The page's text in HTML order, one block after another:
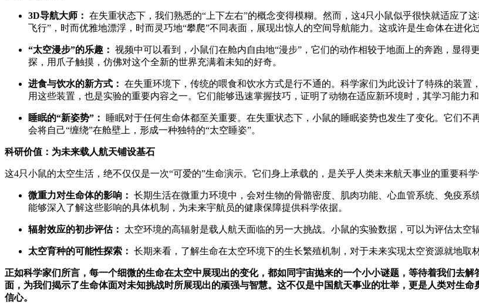
3D导航大师： 在失重状态下，我们熟悉的“上下左右”的概念变得模糊。然而，这4只小鼠似乎很快就适应了
飞行”，时而优雅地漂浮，时而灵巧地“攀爬”不同表面，展现出惊人的空间导航能力。这或许是生命体在进化
“太空漫步”的乐趣： 视频中可以看到，小鼠们在舱内自由地“漫步”，它们的动作相较于地面上的奔跑，显
探，用爪子触摸，仿佛对这个全新的世界充满着未知的好奇。
进食与饮水的新方式： 在失重环境下，传统的喂食和饮水方式是行不通的。科学家们为此设计了特殊的装
用这些装置，也是实验的重要内容之一。它们能够迅速掌握技巧，证明了动物在适应新环境时，其学习能力和
睡眠的“新姿势”：
睡眠对于任何生命体都至关重要。在失重状态下，小鼠的睡眠姿势也发生了变化。它们
会将自己“缠绕”在舱壁上，形成一种独特的“太空睡姿”。
科研价值：为未来载人航天铺设基石
这4只小鼠的太空生活，绝不仅仅是一次“可爱的”生命演示。它们身上承载的，是关乎人类未来航天事业的重要科学
微重力对生命体的影响： 长期生活在微重力环境中，会对生物的骨骼密度、肌肉功能、心血管系统、免疫
能够深入了解这些影响的具体机制，为未来宇航员的健康保障提供科学依据。
辐射效应的初步评估： 太空环境的高辐射是载人航天面临的另一大挑战。小鼠的实验数据，可以为评估太空
太空育种的可能性探索： 长期来看，了解生命在太空环境下的生长繁殖机制，对于未来实现太空资源就地取
正如科学家们所言，每一个细微的生命在太空中展现出的变化，都如同宇宙抛来的一个小小谜题，等待着我们去
面，为我们揭示了生命体面对未知挑战时所展现出的顽强与智慧。这不仅是中国航天事业的壮举，更是人类对生
信心。